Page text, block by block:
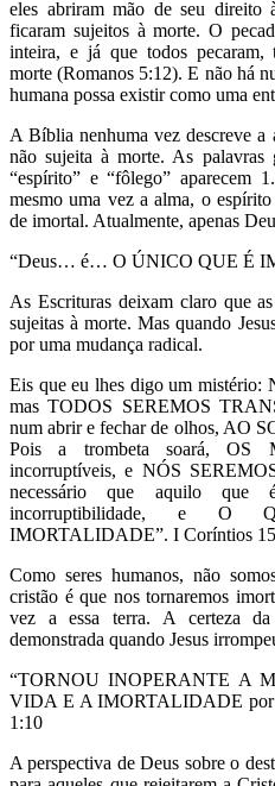
eles abriram mão de seu direito
ficaram sujeitos à morte. O
inteira, e já que todos pecaram,
morte (Romanos 5:12). E não há
humana possa existir como uma
A Bíblia nenhuma vez descreve a
não sujeita à morte. As palavras
“espírito” e “fôlego” aparecem
mesmo uma vez a alma, o
de imortal. Atualmente, apenas
“Deus… é… O ÚNICO QUE É
As Escrituras deixam claro que
sujeitas à morte. Mas quando
por uma mudança radical.
Eis que eu lhes digo um
mas TODOS SEREMOS
num abrir e fechar de olhos, AO
Pois a trombeta soará, OS
incorruptíveis, e NÓS
necessário que aquilo que
incorruptibilidade, e O
IMORTALIDADE”. I Coríntios
Como seres humanos, não
cristão é que nos tornaremos
vez a essa terra. A certeza
demonstrada quando Jesus
“TORNOU INOPERANTE A
VIDA E A IMORTALIDADE por
1:10
A perspectiva de Deus sobre o